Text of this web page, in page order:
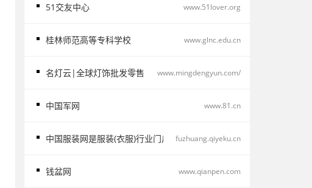
51交友中心 www.51lover.org
桂林师范高等专科学校 www.glnc.edu.cn
名灯云|全球灯饰批发零售商城|mingdengyun.com_名灯云
www.mingdengyun.com/
中国军网 www.81.cn
中国服装网是服装(衣服)行业门户网站fuzhuang.qiyeku.cn
钱盆网 www.qianpen.com